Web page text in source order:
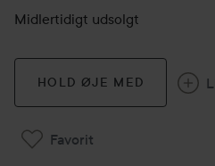
Midlertidigt udsolgt
HOLD ØJE MED
Favorit